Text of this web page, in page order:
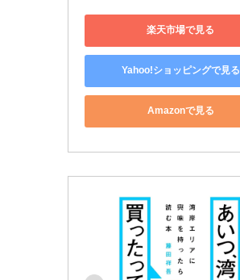
楽天市場で見る
Yahoo!ショッピングで見る
Amazonで見る